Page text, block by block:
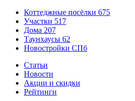
Коттеджные посёлки 675
Участки 517
Дома 207
Таунхаусы 62
Новостройки СПб
Статьи
Новости
Акции и скидки
Рейтинги